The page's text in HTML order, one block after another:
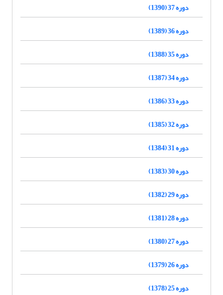
دوره 37 (1390)
دوره 36 (1389)
دوره 35 (1388)
دوره 34 (1387)
دوره 33 (1386)
دوره 32 (1385)
دوره 31 (1384)
دوره 30 (1383)
دوره 29 (1382)
دوره 28 (1381)
دوره 27 (1380)
دوره 26 (1379)
دوره 25 (1378)